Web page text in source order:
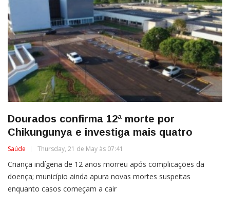
Dourados confirma 12ª morte por
Chikungunya e investiga mais quatro
Saúde Thursday, 21 de May às 07:41
Criança indígena de 12 anos morreu após complicações da
doença; município ainda apura novas mortes suspeitas
enquanto casos começam a cair